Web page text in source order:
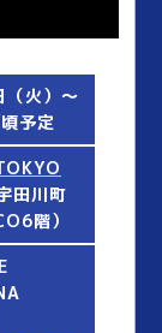
火）～
予定
田川町
階）